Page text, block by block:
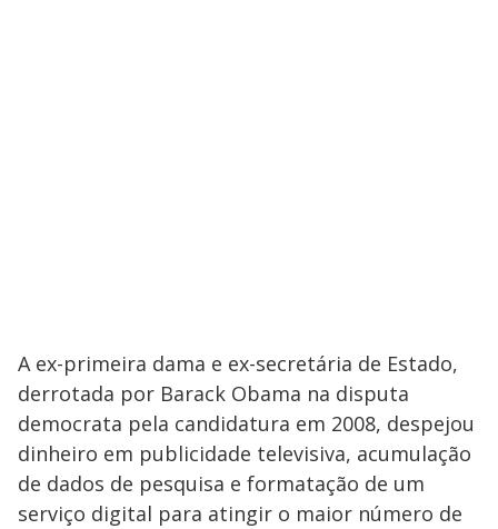
A ex-primeira dama e ex-secretária de Estado,
derrotada por Barack Obama na disputa
democrata pela candidatura em 2008, despejou
dinheiro em publicidade televisiva, acumulação
de dados de pesquisa e formatação de um
serviço digital para atingir o maior número de